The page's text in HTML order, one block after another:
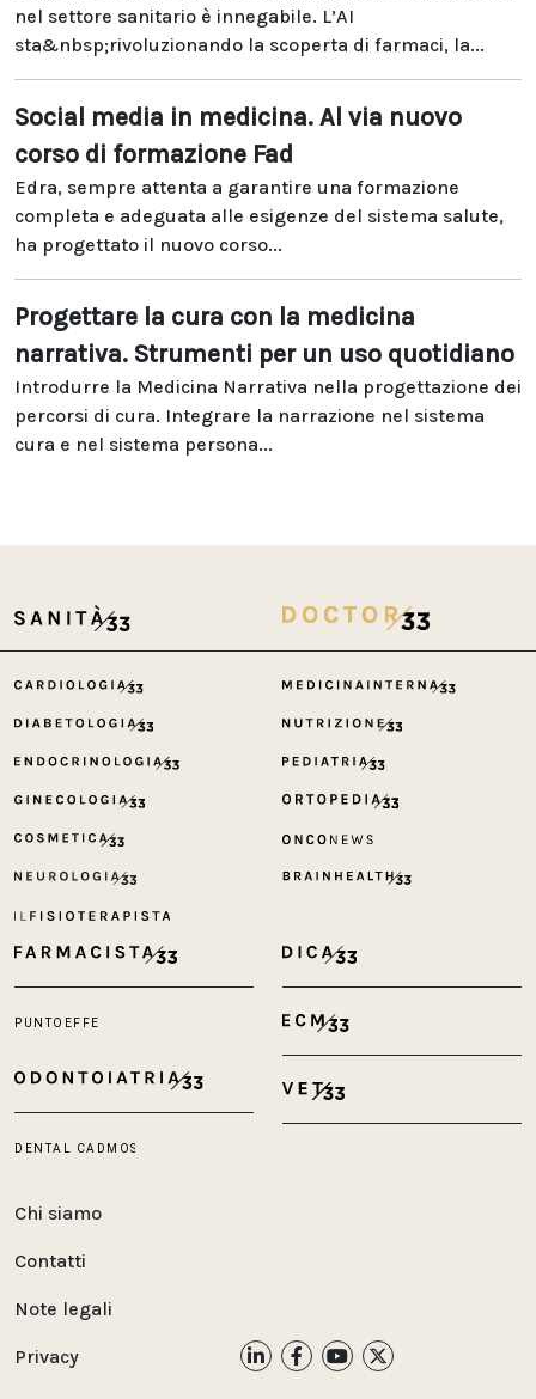
nel settore sanitario è innegabile. L’AI
sta&nbsp;rivoluzionando la scoperta di farmaci, la...
Social media in medicina. Al via nuovo
corso di formazione Fad
Edra, sempre attenta a garantire una formazione
completa e adeguata alle esigenze del sistema salute,
ha progettato il nuovo corso...
Progettare la cura con la medicina
narrativa. Strumenti per un uso quotidiano
Introdurre la Medicina Narrativa nella progettazione dei
percorsi di cura. Integrare la narrazione nel sistema
cura e nel sistema persona...
Chi siamo
Contatti
Note legali
Privacy